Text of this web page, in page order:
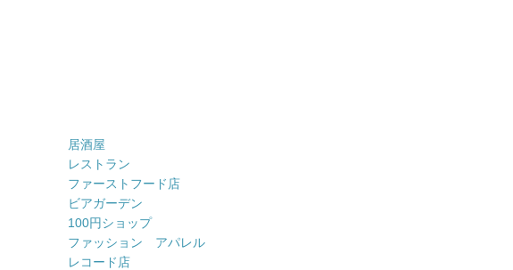
居酒屋
レストラン
ファーストフード店
ビアガーデン
100円ショップ
ファッション アパレル
レコード店